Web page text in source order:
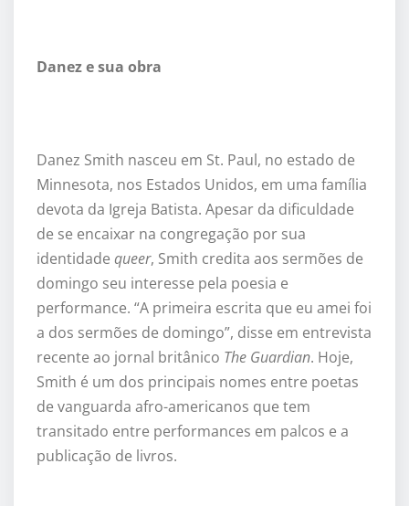
Danez e sua obra
Danez Smith nasceu em St. Paul, no estado de
Minnesota, nos Estados Unidos, em uma família
devota da Igreja Batista. Apesar da dificuldade
de se encaixar na congregação por sua
identidade queer, Smith credita aos sermões de
domingo seu interesse pela poesia e
performance. “A primeira escrita que eu amei foi
a dos sermões de domingo”, disse em entrevista
recente ao jornal britânico The Guardian. Hoje,
Smith é um dos principais nomes entre poetas
de vanguarda afro-americanos que tem
transitado entre performances em palcos e a
publicação de livros.